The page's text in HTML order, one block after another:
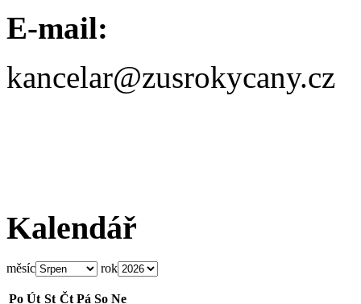
E-mail:
kancelar@zusrokycany.cz
Kalendář
měsíc rok
Po Út St Čt Pá So Ne